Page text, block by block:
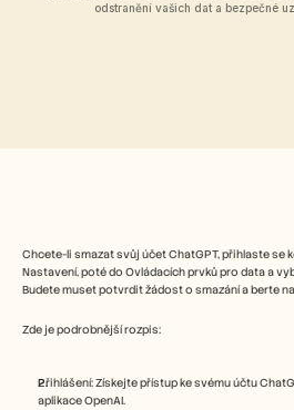
odstranění vašich dat a bezpečné
Chcete-li smazat svůj účet ChatGPT, přihlaste se
Nastavení, poté do Ovládacích prvků pro data a
Budete muset potvrdit žádost o smazání a berte
Zde je podrobnější rozpis:
Přihlášení: Získejte přístup ke svému účtu
aplikace OpenAI.
AI Screen Recording
FAQs
Announcement
Partner Program
Change Management
Pre-sales
Product Marketing